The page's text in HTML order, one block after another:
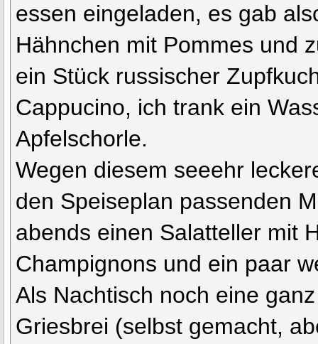
essen eingeladen, es gab
Hähnchen mit Pommes und
ein Stück russischer
Cappucino, ich trank ein
Apfelschorle.
Wegen diesem seeehr
den Speiseplan passenden
abends einen Salatteller mit
Champignons und ein paar
Als Nachtisch noch eine
Griesbrei (selbst gemacht,